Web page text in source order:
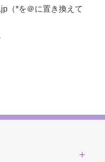
（*を＠に置き換えて